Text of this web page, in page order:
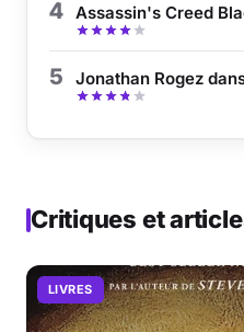
4 Assassin's Creed
5 Jonathan Rogez
Critiques et
LIVRES